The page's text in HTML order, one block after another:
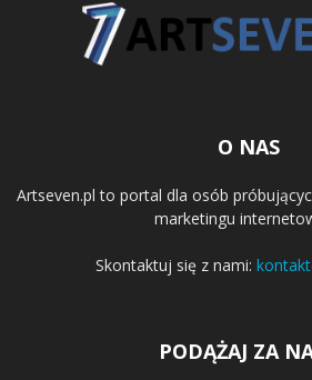
O NAS
Artseven.pl to portal dla osób
marketingu
Skontaktuj się z nami:
PODĄŻAJ ZA